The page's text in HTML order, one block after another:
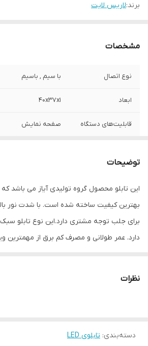
برند:لاریس لایت
مشخصات
نوع اتصال با سیم , باسیم
ابعاد 40x37x1
قابلیت‌های دستگاه صفحه نمایش
توضیحات
این تابلو محصول گروه تولیدی آیاز می باشد که
بهترین کیفیت ساخته شده است. با شدت نور
برای جلب توجه مشتری دارد.این نوع تابلو
دارد. عمر طولانی و مصرف کم برق از مهمترین
تابلو می تواند در هر موقعیتی که لازم باشد
باشیم. با شدت نور بالا این تابلو روز دید است
نظرات
دسته‌بندی: تابلوی LED